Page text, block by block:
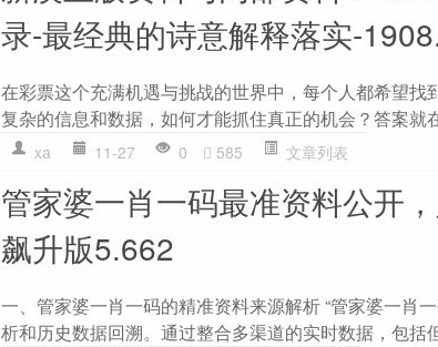
录-最经典的诗意解释落实-
在彩票这个充满机遇与挑战的世界中，每个人都希望
复杂的信息和数据，如何才能抓住真正的机会？答案就
xa 11-27 0 585 文章列表
管家婆一肖一码最准资料公开
飙升版5.662
一、管家婆一肖一码的精准资料来源解析 “管家婆一肖
析和历史数据回溯。通过整合多渠道的实时数据，包括